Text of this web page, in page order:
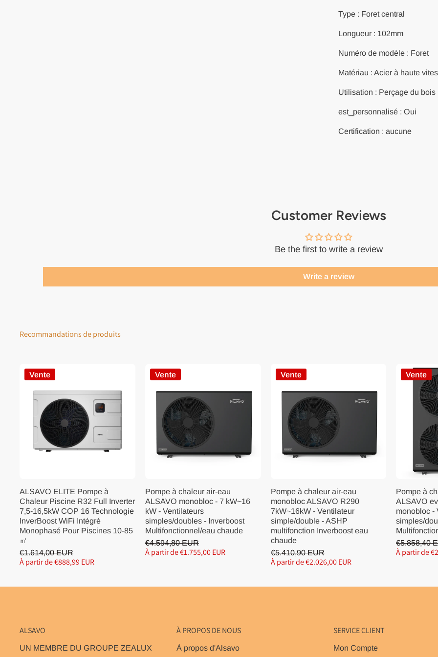
Foret
étagé
Foret en
haute
Foret
étagé
Foret en
haute
Type : Foret central
Longueur : 102mm
Numéro de modèle : Foret
Matériau : Acier à haute
Utilisation : Perçage du bois
est_personnalisé : Oui
Certification : aucune
Customer Reviews
Be the first to write a review
Write a review
Recommandations de produits
Vente
ALSAVO ELITE Pompe à
Chaleur Piscine R32 Full Inverter
7,5-16,5kW COP 16 Technologie
InverBoost WiFi Intégré
Monophasé Pour Piscines 10-85
㎡
€1.614,00 EUR
À partir de €888,99 EUR
Vente
Pompe à chaleur air-eau
ALSAVO monobloc - 7 kW~16
kW - Ventilateurs
simples/doubles - Inverboost
Multifonctionnel/eau chaude
€4.594,80 EUR
À partir de €1.755,00 EUR
Vente
Pompe à chaleur air-eau
monobloc ALSAVO R290
7kW~16kW - Ventilateur
simple/double - ASHP
multifonction Inverboost eau
chaude
€5.410,90 EUR
À partir de €2.026,00 EUR
Vente
Pompe à
ALSAVO
monobloc -
simples/
€5.858,40
À partir de
ALSAVO
UN MEMBRE DU GROUPE ZEALUX
À PROPOS DE NOUS
À propos d'Alsavo
SERVICE CLIENT
Mon Compte